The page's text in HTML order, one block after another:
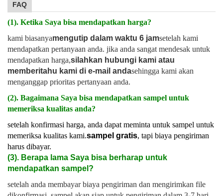
FAQ
(1). Ketika Saya bisa mendapatkan harga?
kami biasanyamengutip dalam waktu 6 jamsetelah kami
mendapatkan pertanyaan anda. jika anda sangat mendesak untuk
mendapatkan harga,silahkan hubungi kami atau
memberitahu kami di e-mail andasehingga kami akan
menganggap prioritas pertanyaan anda.
(2). Bagaimana Saya bisa mendapatkan sampel untuk
memeriksa kualitas anda?
setelah konfirmasi harga, anda dapat meminta untuk sampel untuk
memeriksa kualitas kami.sampel gratis, tapi biaya pengiriman
harus dibayar.
(3). Berapa lama Saya bisa berharap untuk
mendapatkan sampel?
setelah anda membayar biaya pengiriman dan mengirimkan file